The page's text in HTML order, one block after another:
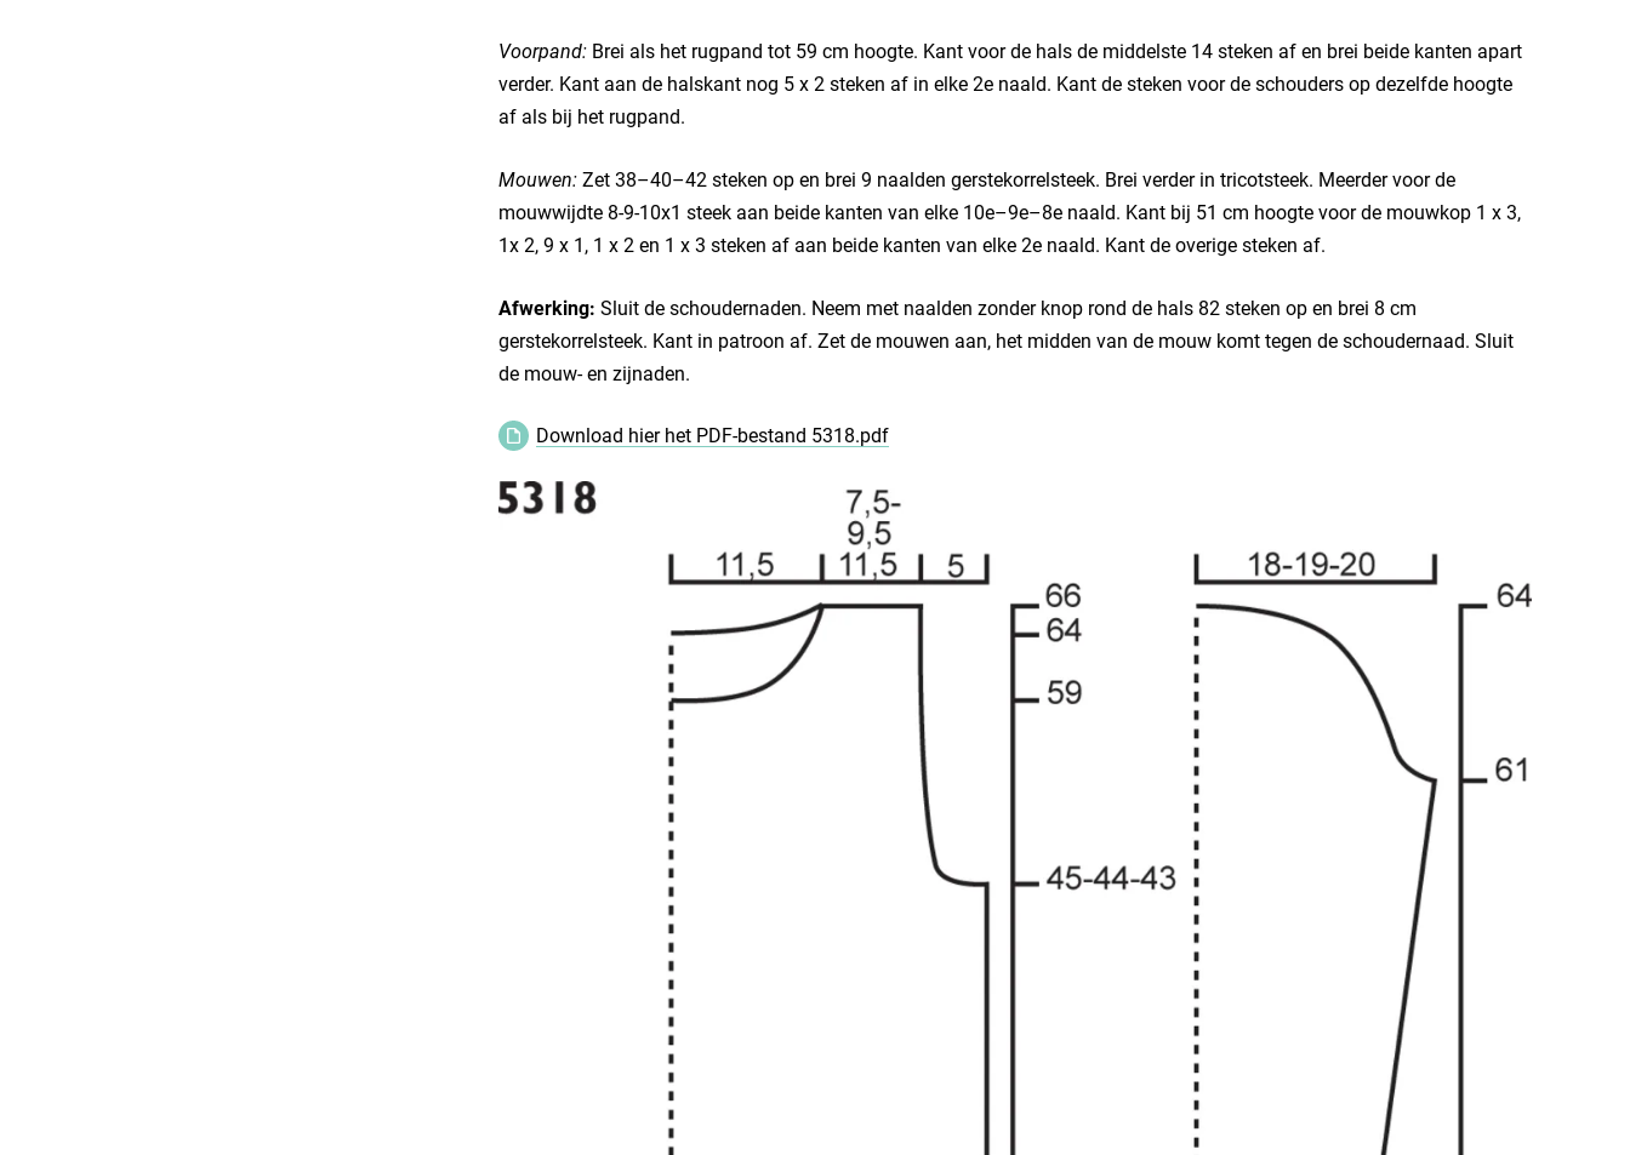
Voorpand:Brei als het rugpand tot 59 cm hoogte. Kant voor de hals de middelste 14 steken af en brei beide kanten apart
verder. Kant aan de halskant nog 5 x 2 steken af in elke 2e naald. Kant de steken voor de schouders op dezelfde hoogte
af als bij het rugpand.
Mouwen:Zet 38–40–42 steken op en brei 9 naalden gerstekorrelsteek. Brei verder in tricotsteek. Meerder voor de
mouwwijdte 8-9-10x1 steek aan beide kanten van elke 10e–9e–8e naald. Kant bij 51 cm hoogte voor de mouwkop 1 x 3,
1x 2, 9 x 1, 1 x 2 en 1 x 3 steken af aan beide kanten van elke 2e naald. Kant de overige steken af.
Afwerking: Sluit de schoudernaden. Neem met naalden zonder knop rond de hals 82 steken op en brei 8 cm
gerstekorrelsteek. Kant in patroon af. Zet de mouwen aan, het midden van de mouw komt tegen de schoudernaad. Sluit
de mouw- en zijnaden.
Download hier het PDF-bestand 5318.pdf